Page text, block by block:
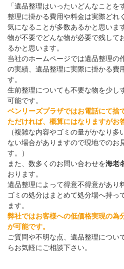
「遺品整理はいったいどんなこと
整理に掛かる費用や料金は実際どれ
気になることが多数あるかと思いま
物が不要でどんな物が必要で残して
るかと思います。
当社のホームページでは遺品整理の
の実績、遺品整理に実際に掛かる費
す。
生前整理についても不要な物を少し
可能です。
ベンリーズプラザではお電話にて捨
ただければ、概算にはなりますがお
（複雑な内容やゴミの量がかなり
ない場合がありますので現地でのお
す。）
また、数多くのお問い合わせを海老
おります。
遺品整理によって得意不得意があり
ゴミの処分はまとめて処分場へ持っ
ます。
弊社ではお客様への低価格実現の為
が可能です。
ご質問や不明な点、遺品整理につい
らお気軽にご相談下さい。